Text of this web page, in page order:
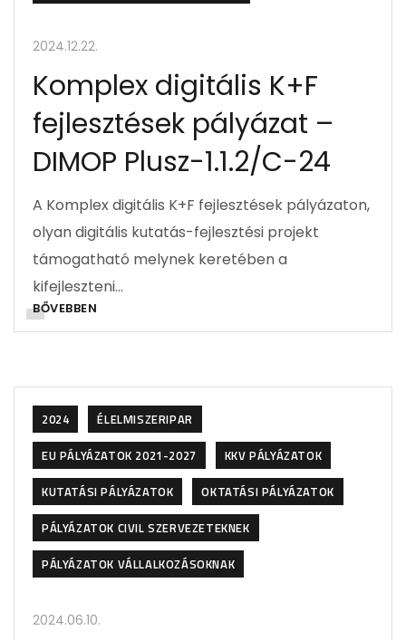
2024.12.22.
Komplex digitális K+F
fejlesztések pályázat –
DIMOP Plusz-1.1.2/C-24
A Komplex digitális K+F fejlesztések pályázaton,
olyan digitális kutatás-fejlesztési projekt
támogatható melynek keretében a
kifejleszteni…
BŐVEBBEN
2024
ÉLELMISZERIPAR
EU PÁLYÁZATOK 2021-2027
KKV PÁLYÁZATOK
KUTATÁSI PÁLYÁZATOK
OKTATÁSI PÁLYÁZATOK
PÁLYÁZATOK CIVIL SZERVEZETEKNEK
PÁLYÁZATOK VÁLLALKOZÁSOKNAK
2024.06.10.